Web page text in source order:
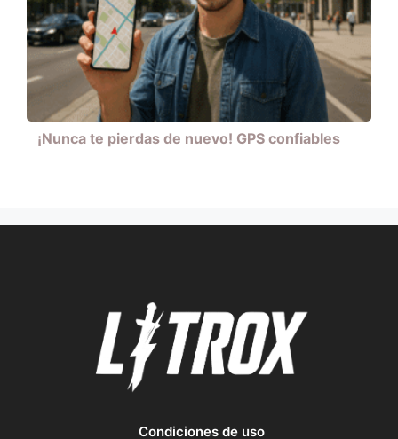
¡Nunca te pierdas de nuevo! GPS confiables
Condiciones de uso